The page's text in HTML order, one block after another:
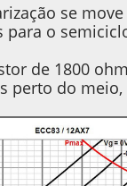
se
para o
de 1800
perto do